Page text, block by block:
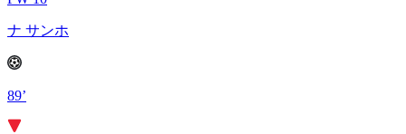
ナ サンホ
89’